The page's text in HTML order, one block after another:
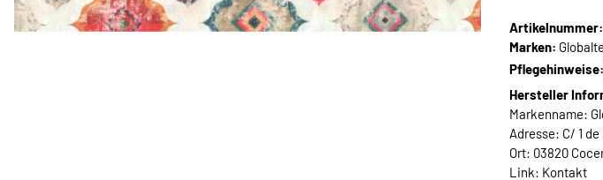
Artikelnummer:
Marken:
Pflegehinweise:
Hersteller
Markenname:
Adresse: C/ 1
Ort: 03820
Link: Kontakt